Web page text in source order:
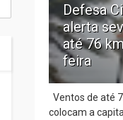
Defesa
alerta
até 76
feira
Ventos de até
colocam a